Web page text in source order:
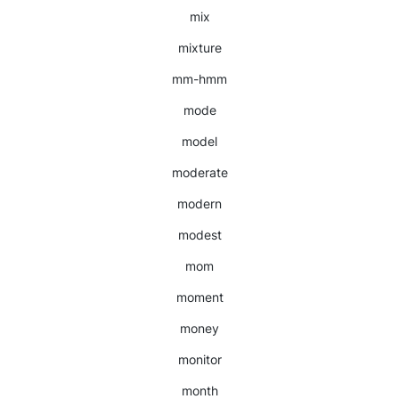
mix
mixture
mm-hmm
mode
model
moderate
modern
modest
mom
moment
money
monitor
month